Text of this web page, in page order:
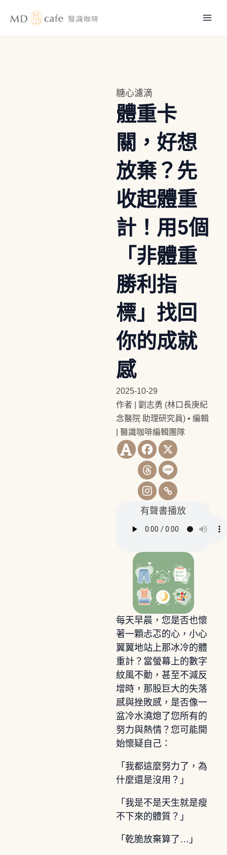
糖心濾滴
體重卡
關，好想
放棄？先
收起體重
計！用5個
「非體重
勝利指
標」找回
你的成就
感
2025-10-29
作者 | 劉志勇 (林口長庚紀
念醫院 助理研究員)• 編輯
| 醫識咖啡編輯團隊
有聲書播放
每天早晨，您是否也懷
著一顆忐忑的心，小心
翼翼地站上那冰冷的體
重計？當螢幕上的數字
紋風不動，甚至不減反
增時，那股巨大的失落
感與挫敗感，是否像一
盆冷水澆熄了您所有的
努力與熱情？您可能開
始懷疑自己：
「我都這麼努力了，為
什麼還是沒用？」
「我是不是天生就是瘦
不下來的體質？」
「乾脆放棄算了…」